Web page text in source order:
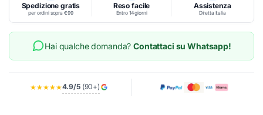
Spedizione gratis
per ordini sopra €99
Reso facile
Entro 14 giorni
Assistenza
Diretta Italia
Hai qualche domanda?Contattaci su Whatsapp!
★★★★★4.9/5(90+)